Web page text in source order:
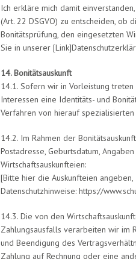
Ich erkläre mich damit
(Art. 22 DSGVO) zu entscheiden, ob
Bonitätsprüfung, den eingesetzten
Sie in unserer
14. Bonitätsauskunft
14.1. Sofern wir in Vorleistung
Interessen eine Identitäts- und
Verfahren von hierauf
14.2. Im Rahmen der
Postadresse, Geburtsdatum,
Wirtschaftsauskunfteien:
[Bitte hier die Auskunfteien angeben,
Datenschutzhinweise: https://
14.3. Die von den
Zahlungsausfalls verarbeiten wir im
und Beendigung des
Zahlung auf Rechnung oder eine